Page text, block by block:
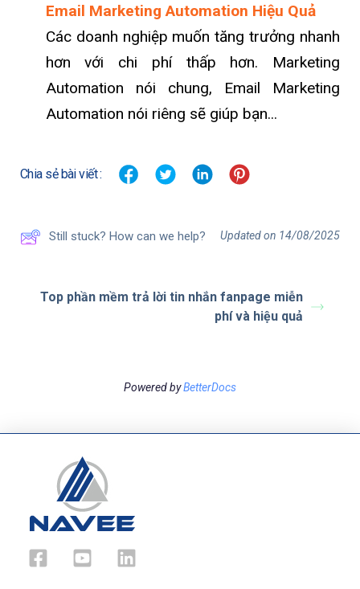
Email Marketing Automation Hiệu Quả
Các doanh nghiệp muốn tăng trưởng nhanh
hơn với chi phí thấp hơn. Marketing
Automation nói chung, Email Marketing
Automation nói riêng sẽ giúp bạn...
Chia sẻ bài viết :
Still stuck? How can we help? Updated on 14/08/2025
Top phần mềm trả lời tin nhắn fanpage miễn
phí và hiệu quả
Powered byBetterDocs